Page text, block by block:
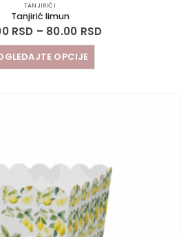
TANJIRIĆI
Tanjirić limun
RSD – 80.00 RSD
OPCIJE